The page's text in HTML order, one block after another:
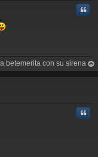
Citar
betemerita con su sirena
rri
Citar